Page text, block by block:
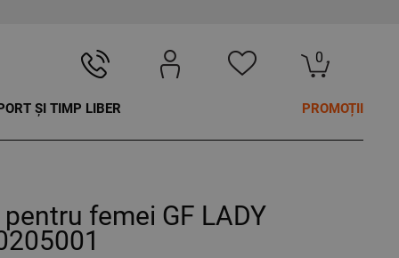
0
ȘI TIMP LIBER PROMOȚII
femei GF LADY